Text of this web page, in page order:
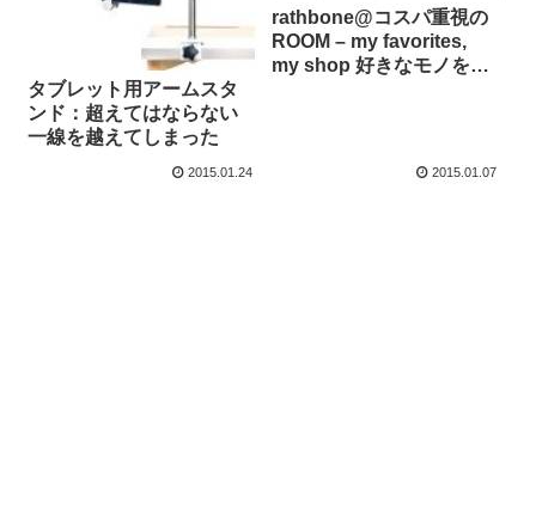
タブレット用アームスタ
ンド：超えてはならない
一線を越えてしまった
2015.01.24
rathbone@コスパ重視の
ROOM – my favorites,
my shop 好きなモノを集
2015.01.07